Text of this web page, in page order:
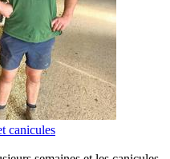
canicules